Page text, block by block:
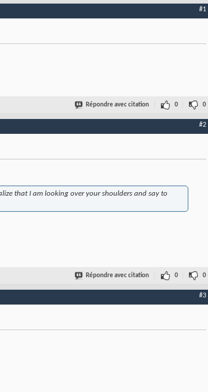
#1
Répondre avec citation 0 0
#2
that I am looking over your shoulders and say to
Répondre avec citation 0 0
#3